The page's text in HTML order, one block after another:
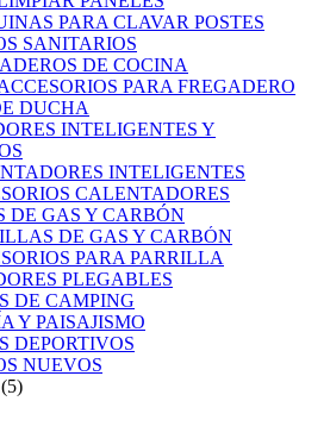
PARA CLAVAR POSTES
SANITARIOS
DE COCINA
PARA FREGADERO
DUCHA
INTELIGENTES Y
INTELIGENTES
CALENTADORES
DE GAS Y CARBÓN
DE GAS Y CARBÓN
PARA PARRILLA
PLEGABLES
DE CAMPING
Y PAISAJISMO
DEPORTIVOS
NUEVOS